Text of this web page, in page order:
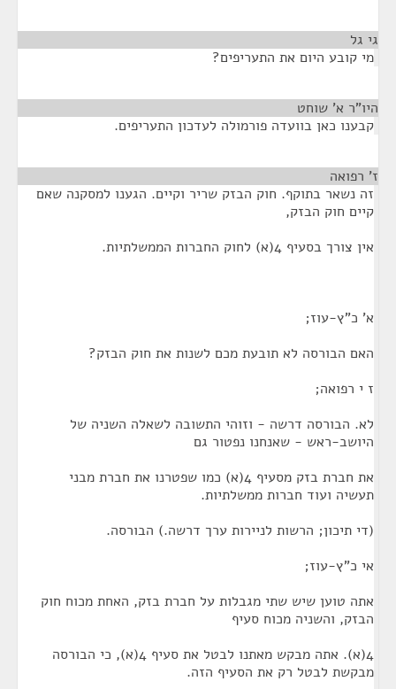
גי גל
מי קובע היום את התעריפים?
היו"ר א' שוחט
קבענו כאן בוועדה פורמולה לעדכון התעריפים.
ז' רפואה
זה נשאר בתוקף. חוק הבזק שריר וקיים. הגענו למסקנה שאם
קיים חוק הבזק,
אין צורך בסעיף 4(א) לחוק החברות הממשלתיות.
א' כ"ץ-עוז;
האם הבורסה לא תובעת מכם לשנות את חוק הבזק?
ז י רפואה;
לא. הבורסה דרשה - וזוהי התשובה לשאלה השניה של
היושב-ראש - שאנחנו נפטור גם
את חברת בזק מסעיף 4(א) כמו שפטרנו את חברת מבני
תעשיה ועוד חברות ממשלתיות.
(די תיכון; הרשות לניירות ערך דרשה.) הבורסה.
אי כ"ץ-עוז;
אתה טוען שיש שתי מגבלות על חברת בזק, האחת מכוח חוק
הבזק, והשניה מכוח סעיף
4(א). אתה מבקש מאתנו לבטל את סעיף 4(א), כי הבורסה
מבקשת לבטל רק את הסעיף הזה.